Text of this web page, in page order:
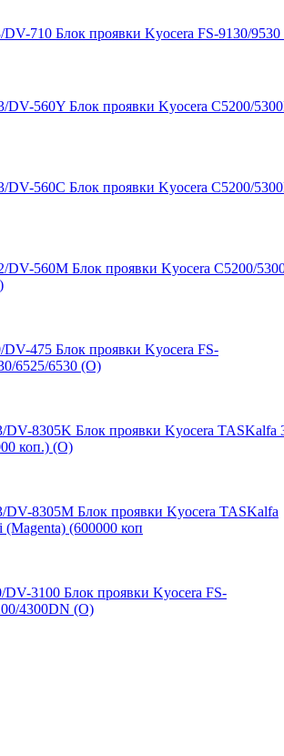
DV-710 Блок проявки Kyocera FS-9130/9530
DV-560Y Блок проявки Kyocera C5200/
DV-560C Блок проявки Kyocera C5200/
DV-560M Блок проявки Kyocera C5200/
DV-475 Блок проявки Kyocera FS-
6525/6530 (O)
DV-8305K Блок проявки Kyocera TASKalfa
коп.) (O)
DV-8305M Блок проявки Kyocera TASKalfa
(Magenta) (600000 коп
DV-3100 Блок проявки Kyocera FS-
4300DN (O)